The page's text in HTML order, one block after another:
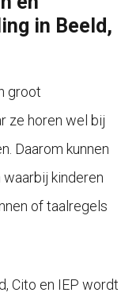
in Beeld,
groot
ze horen wel bij
Daarom kunnen
kinderen
of taalregels
Cito en IEP wordt